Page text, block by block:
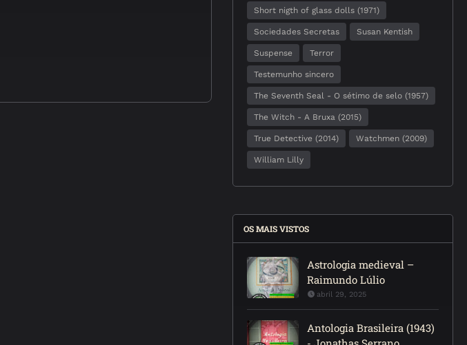
Short nigth of glass dolls (1971)
Sociedades Secretas Susan Kentish
Suspense Terror
Testemunho sincero
The Seventh Seal - O sétimo de selo (1957)
The Witch - A Bruxa (2015)
True Detective (2014) Watchmen (2009)
William Lilly
OS MAIS VISTOS
Astrologia medieval –
Raimundo Lúlio
abril 29, 2025
Antologia Brasileira (1943)